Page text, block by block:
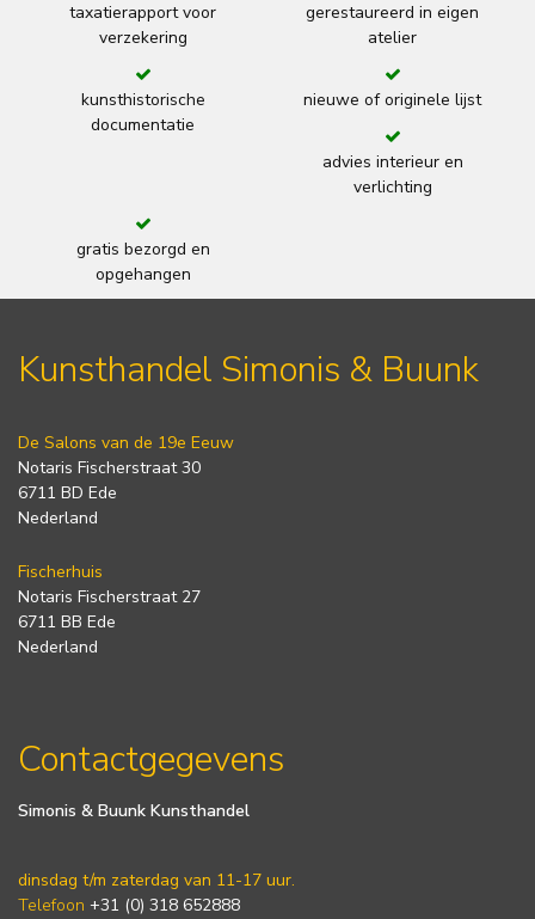
taxatierapport voor
verzekering
gerestaureerd in eigen
atelier
kunsthistorische
documentatie
nieuwe of originele lijst
advies interieur en
verlichting
gratis bezorgd en
opgehangen
Kunsthandel Simonis & Buunk
De Salons van de 19e Eeuw
Notaris Fischerstraat 30
6711 BD Ede
Nederland
Fischerhuis
Notaris Fischerstraat 27
6711 BB Ede
Nederland
Contactgegevens
Simonis & Buunk Kunsthandel
dinsdag t/m zaterdag van 11-17 uur.
Telefoon +31 (0) 318 652888